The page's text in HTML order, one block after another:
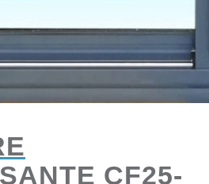
CF25-